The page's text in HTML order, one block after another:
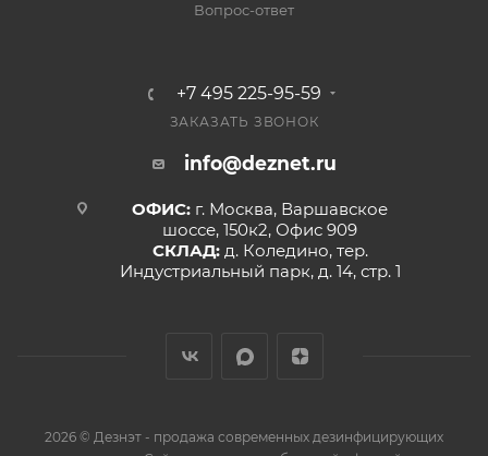
Вопрос-ответ
+7 495 225-95-59
ЗАКАЗАТЬ ЗВОНОК
info@deznet.ru
ОФИС: г. Москва, Варшавское
шоссе, 150к2, Офис 909
СКЛАД: д. Коледино, тер.
Индустриальный парк, д. 14, стр. 1
2026 © Дезнэт - продажа современных дезинфицирующих